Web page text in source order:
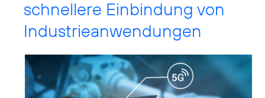
schnellere Einbindung von
Industrieanwendungen